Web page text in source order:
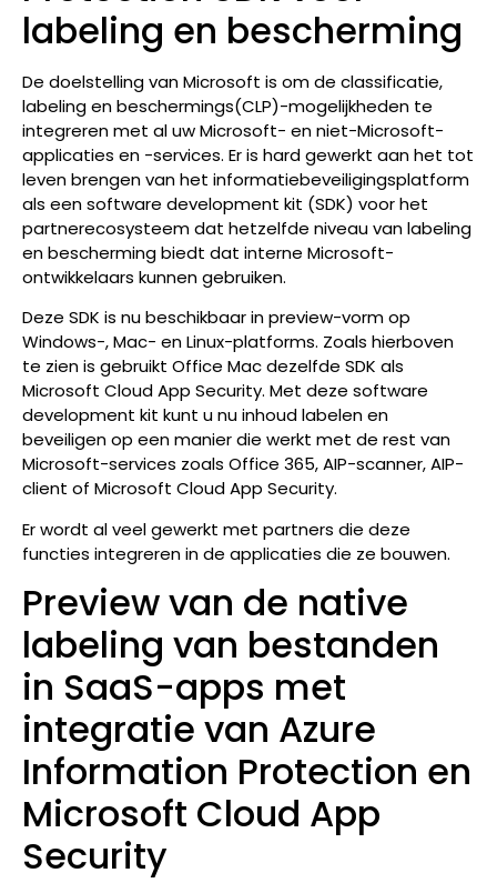
labeling en bescherming
De doelstelling van Microsoft is om de classificatie,
labeling en beschermings(CLP)-mogelijkheden te
integreren met al uw Microsoft- en niet-Microsoft-
applicaties en -services. Er is hard gewerkt aan het tot
leven brengen van het informatiebeveiligingsplatform
als een software development kit (SDK) voor het
partnerecosysteem dat hetzelfde niveau van labeling
en bescherming biedt dat interne Microsoft-
ontwikkelaars kunnen gebruiken.
Deze SDK is nu beschikbaar in preview-vorm op
Windows-, Mac- en Linux-platforms. Zoals hierboven
te zien is gebruikt Office Mac dezelfde SDK als
Microsoft Cloud App Security. Met deze software
development kit kunt u nu inhoud labelen en
beveiligen op een manier die werkt met de rest van
Microsoft-services zoals Office 365, AIP-scanner, AIP-
client of Microsoft Cloud App Security.
Er wordt al veel gewerkt met partners die deze
functies integreren in de applicaties die ze bouwen.
Preview van de native
labeling van bestanden
in SaaS-apps met
integratie van Azure
Information Protection en
Microsoft Cloud App
Security